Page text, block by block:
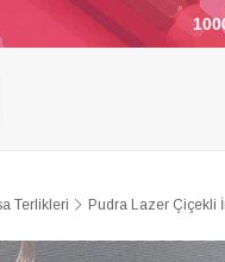
TAKI MALZEMELERİ
Terlikleri Pudra Lazer Çiçekli